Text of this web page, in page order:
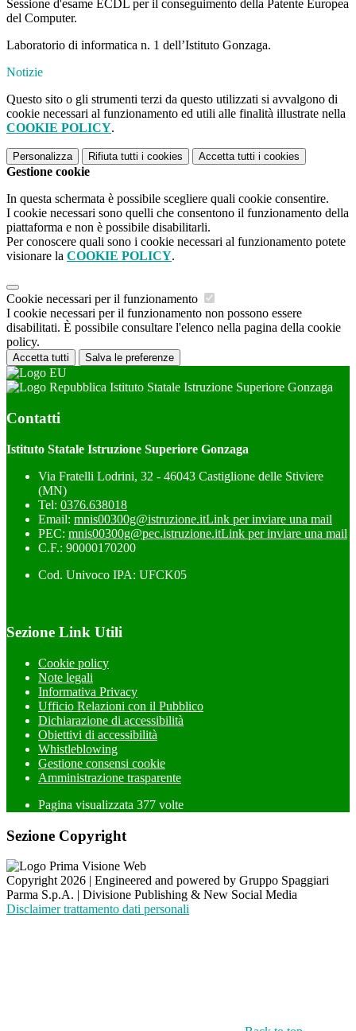
Sessione d'esame ECDL per il conseguimento della Patente Europea
del Computer.
Laboratorio di informatica n. 1 dell’Istituto Gonzaga.
Notizie
Questo sito o gli strumenti terzi da questo utilizzati si avvalgono di
cookie necessari al funzionamento ed utili alle finalità illustrate nella
COOKIE POLICY.
Personalizza Rifiuta tutti i cookies Accetta tutti i cookies
Gestione cookie
In questa schermata è possibile scegliere quali cookie consentire.
I cookie necessari sono quelli che consentono il funzionamento della
piattaforma e non è possibile disabilitarli.
Per conoscere quali sono i cookie necessari al funzionamento potete
visionare la COOKIE POLICY.
Cookie necessari per il funzionamento
I cookie necessari per il funzionamento non possono essere
disabilitati. È possibile consultare l'elenco nella pagina della cookie
policy.
Accetta tutti Salva le preferenze
Istituto Statale Istruzione Superiore Gonzaga
Contatti
Istituto Statale Istruzione Superiore Gonzaga
Via Fratelli Lodrini, 32 - 46043 Castiglione delle Stiviere
(MN)
Tel: 0376.638018
Email: mnis00300g@istruzione.itLink per inviare una mail
PEC: mnis00300g@pec.istruzione.itLink per inviare una mail
C.F.: 90000170200
Cod. Univoco IPA: UFCK05
Sezione Link Utili
Cookie policy
Note legali
Informativa Privacy
Ufficio Relazioni con il Pubblico
Dichiarazione di accessibilità
Obiettivi di accessibilità
Whistleblowing
Gestione consensi cookie
Amministrazione trasparente
Pagina visualizzata 377 volte
Sezione Copyright
Copyright 2026 | Engineered and powered by Gruppo Spaggiari
Parma S.p.A. | Divisione Publishing & New Social Media
Disclaimer trattamento dati personali